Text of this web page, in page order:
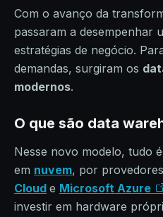
Com o avanço da
passaram a desempenhar
estratégias de negócio.
demandas, surgiram os
modernos.
O que são data
Nesse novo modelo, tudo
em nuvem, por
Cloud e Microsoft Azure
investir em hardware